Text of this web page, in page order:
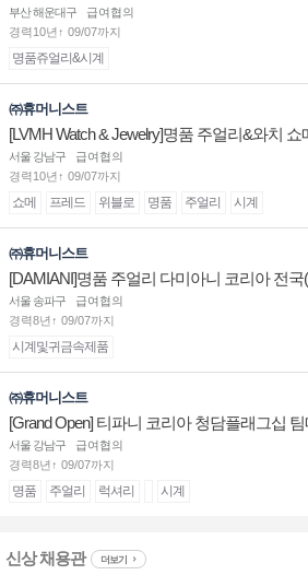
점 판매사원 채용
부산 해운대구
급여협의
경력10년↑ 09/07까지
명품쥬얼리&시계
㈜휴머니스트
[LVMH Watch & Jewelry]명품 주얼리&와치
장/부점장/판매사원 채용
서울 강남구
급여협의
경력10년↑ 09/07까지
쇼메 프레드 위블로 명품 주얼리 시계
㈜휴머니스트
[DAMIANI]명품 주얼리 다미아니 코리아 전
부점장/판매사원 채용
서울 송파구
급여협의
경력8년↑ 09/07까지
시계및귀금속제품
㈜휴머니스트
[Grand Open] 티파니 코리아 청담플래그십
계대전 판매사원 채용
서울 강남구
급여협의
경력8년↑ 09/07까지
명품 주얼리 럭셔리 시계
신상 채용관 더보기